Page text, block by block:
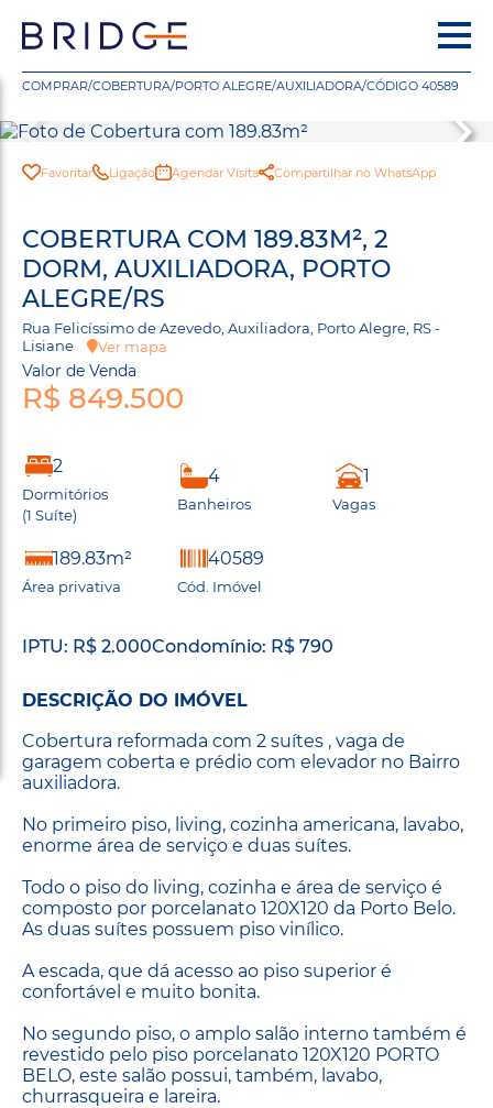
COMPRAR/COBERTURA/PORTO ALEGRE/AUXILIADORA/CÓDIGO 40589
Favoritar Ligação Agendar Visita Compartilhar no WhatsApp
COBERTURA COM 189.83M², 2
DORM, AUXILIADORA, PORTO
ALEGRE/RS
Rua Felicíssimo de Azevedo, Auxiliadora, Porto Alegre, RS -
Lisiane
Ver mapa
Valor de Venda
R$ 849.500
2
Dormitórios
(1 Suíte)
4
Banheiros
1
Vagas
189.83m²
Área privativa
40589
Cód. Imóvel
IPTU: R$ 2.000Condomínio: R$ 790
DESCRIÇÃO DO IMÓVEL
Cobertura reformada com 2 suítes , vaga de
garagem coberta e prédio com elevador no Bairro
auxiliadora.
No primeiro piso, living, cozinha americana, lavabo,
enorme área de serviço e duas suítes.
Todo o piso do living, cozinha e área de serviço é
composto por porcelanato 120X120 da Porto Belo.
As duas suítes possuem piso vinílico.
A escada, que dá acesso ao piso superior é
confortável e muito bonita.
No segundo piso, o amplo salão interno também é
revestido pelo piso porcelanato 120X120 PORTO
BELO, este salão possui, também, lavabo,
churrasqueira e lareira.